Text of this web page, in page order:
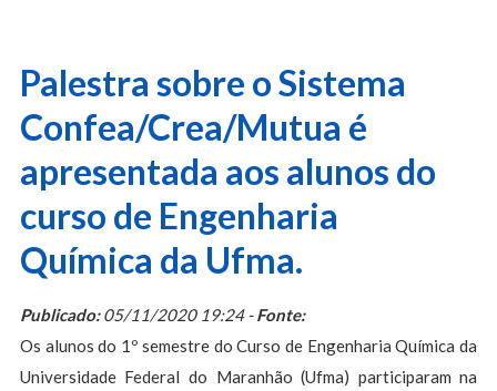
Palestra sobre o Sistema
Confea/Crea/Mutua é
apresentada aos alunos do
curso de Engenharia
Química da Ufma.
Publicado:05/11/2020 19:24 -Fonte:
Os alunos do 1º semestre do Curso de Engenharia Química da
Universidade Federal do Maranhão (Ufma) participaram na